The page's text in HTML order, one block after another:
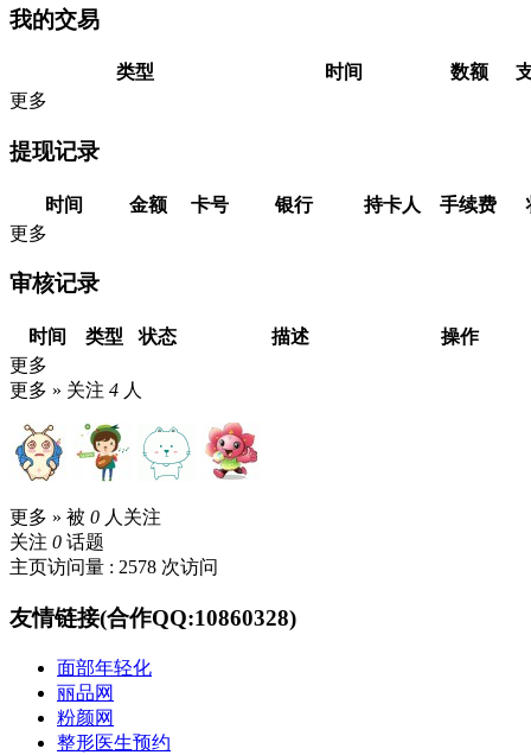
我的交易
类型 时间 数额
更多
提现记录
时间 金额 卡号 银行 持卡人 手续费
更多
审核记录
时间 类型 状态 描述
操作
更多
更多 » 关注 4 人
更多 » 被 0 人关注
关注 0 话题
主页访问量 : 2578 次访问
友情链接(合作QQ:10860328)
面部年轻化
丽品网
粉颜网
整形医生预约